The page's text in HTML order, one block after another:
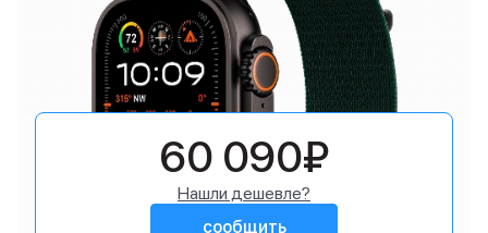
60 090₽
Нашли дешевле?
сообщить